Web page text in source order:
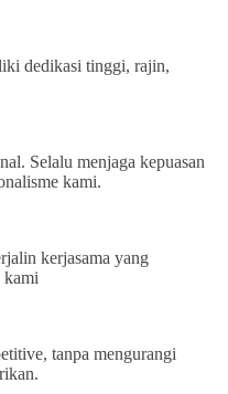
dedikasi tinggi, rajin,
Selalu menjaga kepuasan
kami.
kerjasama yang
kami
tanpa mengurangi